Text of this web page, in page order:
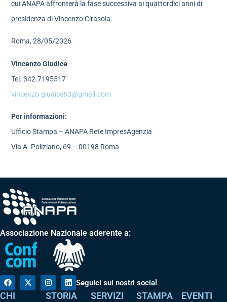
cui ANAPA affronterà la fase successiva ai quattordici anni di
presidenza di Vincenzo Cirasola.
Roma, 28/05/2026
Vincenzo Giudice
Tel. 342.7195517
vincenzo.giudice63@gmail.com
Per informazioni:
Ufficio Stampa – ANAPA Rete ImpresAgenzia
Via A. Poliziano, 69 – 00198 Roma
Associazione Nazionale aderente a:
Seguici sui nostri social
CHI
STORIA SERVIZI STAMPA
EVENTI